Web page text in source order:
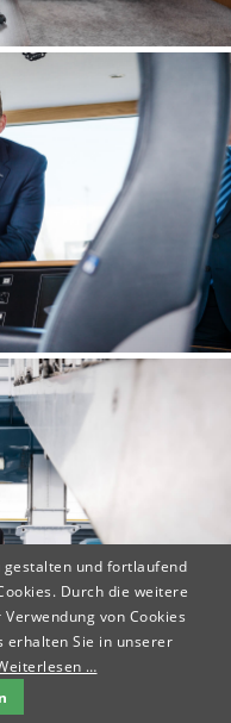
hoeft.de
gestalten und fortlaufend
Durch die weitere
von Cookies
erhalten Sie in unserer
…